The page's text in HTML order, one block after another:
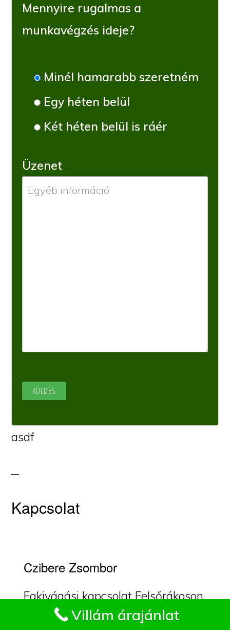
Mennyire rugalmas a
munkavégzés ideje?
Minél hamarabb szeretném
Egy héten belül
Két héten belül is ráér
Üzenet
asdf
Kapcsolat
Czibere Zsombor
Fakivágási kapcsolat Felsőrákoson.
Villám árajánlat